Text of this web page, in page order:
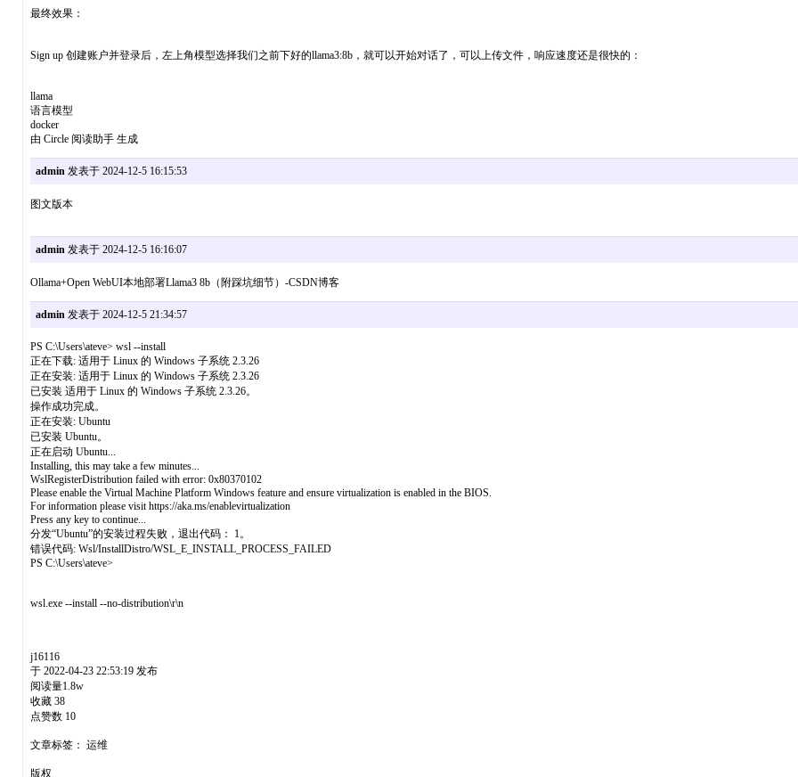
最终效果：
Sign up 创建账户并登录后，左上角模型选择我们之前下好的llama3:8b，就可以开始对话了，可以上传文件，响应速度还是很快的：
llama
语言模型
docker
由 Circle 阅读助手 生成
admin发表于 2024-12-5 16:15:53
图文版本
admin发表于 2024-12-5 16:16:07
Ollama+Open WebUI本地部署Llama3 8b（附踩坑细节）-CSDN博客
admin发表于 2024-12-5 21:34:57
PS C:\Users\ateve> wsl --install
正在下载: 适用于 Linux 的 Windows 子系统 2.3.26
正在安装: 适用于 Linux 的 Windows 子系统 2.3.26
已安装 适用于 Linux 的 Windows 子系统 2.3.26。
操作成功完成。
正在安装: Ubuntu
已安装 Ubuntu。
正在启动 Ubuntu...
Installing, this may take a few minutes...
WslRegisterDistribution failed with error: 0x80370102
Please enable the Virtual Machine Platform Windows feature and ensure virtualization is enabled in the BIOS.
For information please visit https://aka.ms/enablevirtualization
Press any key to continue...
分发“Ubuntu”的安装过程失败，退出代码： 1。
错误代码: Wsl/InstallDistro/WSL_E_INSTALL_PROCESS_FAILED
PS C:\Users\ateve>
wsl.exe --install --no-distribution\r\n
j16116
于 2022-04-23 22:53:19 发布
阅读量1.8w
收藏 38
点赞数 10
文章标签： 运维
版权